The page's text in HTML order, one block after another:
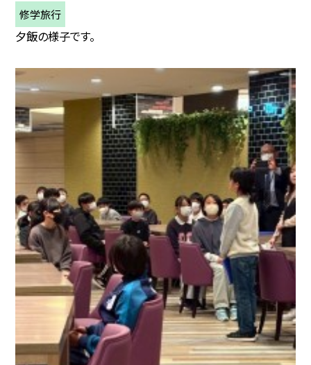
修学旅行
夕飯の様子です。